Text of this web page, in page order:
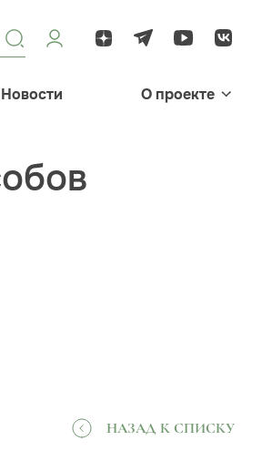
Новости О проекте
НАЗАД К СПИСКУ